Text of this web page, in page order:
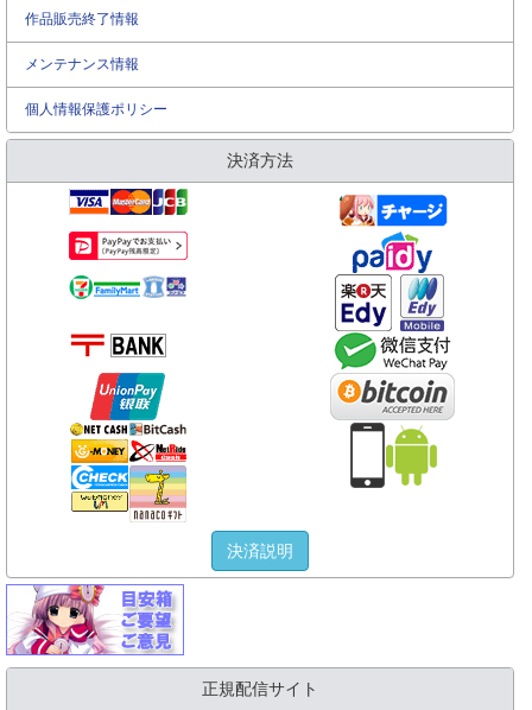
作品販売終了情報
メンテナンス情報
個人情報保護ポリシー
決済方法
決済説明
正規配信サイト